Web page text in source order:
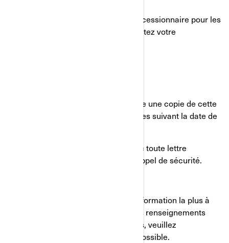
BRP offrira un crédit fixe à votre concessionnaire pour les
frais de remorquage. Veuillez contactez votre
Vous devez envoyer au locataire une copie de cette
lettre dans les dix jours ouvrables suivant la date de
Vous devez faire de même avec toute lettre
subséquente à propos de ce rappel de sécurité.
Cet avis vous a été envoyé selon l'information la plus à
jour dont nous disposons. Si certains renseignements
contenus dans cet avis sont inexacts, veuillez
communiquer avec BRP le plus tôt possible.